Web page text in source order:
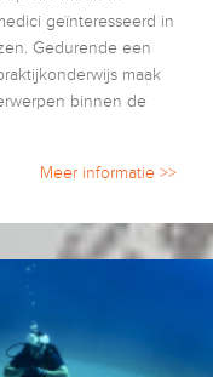
geïnteresseerd in
Gedurende een
maak
binnen de
Meer informatie >>